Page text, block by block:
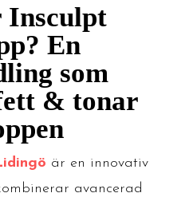
Insculpt
En
som
& tonar
är en innovativ
avancerad